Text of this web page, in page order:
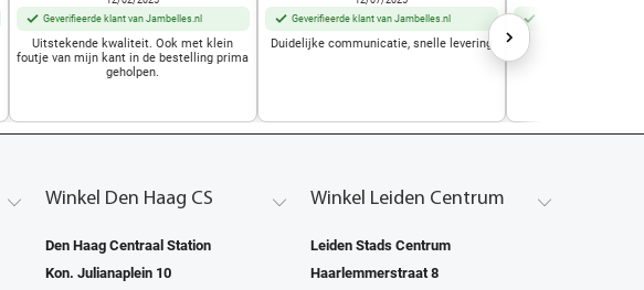
Geverifieerde klant van Jambelles.nl
Uitstekende kwaliteit. Ook met klein
foutje van mijn kant in de bestelling prima
geholpen.
Geverifieerde klant van Jambelles.nl
Duidelijke communicatie, snelle levering
Winkel Den Haag CS
Den Haag Centraal Station
Kon. Julianaplein 10
Winkel Leiden Centrum
Leiden Stads Centrum
Haarlemmerstraat 8